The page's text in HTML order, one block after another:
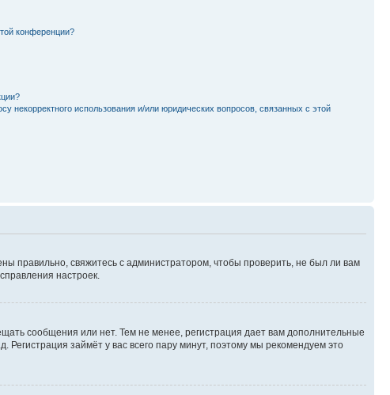
конференции?
некорректного использования и/или юридических вопросов, связанных с этой
правильно, свяжитесь с администратором, чтобы проверить, не был ли вам
настроек.
сообщения или нет. Тем не менее, регистрация дает вам дополнительные
займёт у вас всего пару минут, поэтому мы рекомендуем это